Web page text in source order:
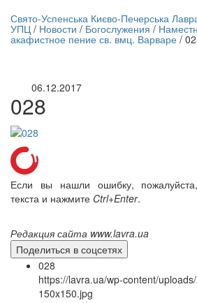
трансляция | 12 сентября
Свято-Успенська Києво-Печерська
УПЦ / Новости / Богослужения /
акафистное пение св. вмц. Варваре /
06.12.2017
028
Если вы нашли ошибку,
текста и нажмите Ctrl+Enter.
Редакция сайта www.lavra.ua
Поделиться в соцсетях
028
https://lavra.ua/wp-content/
150x150.jpg